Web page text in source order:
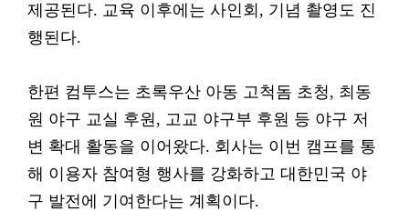
제공된다. 교육 이후에는 사인회, 기념 촬영도 진
행된다.
한편 컴투스는 초록우산 아동 고척돔 초청, 최동
원 야구 교실 후원, 고교 야구부 후원 등 야구 저
변 확대 활동을 이어왔다. 회사는 이번 캠프를 통
해 이용자 참여형 행사를 강화하고 대한민국 야
구 발전에 기여한다는 계획이다.